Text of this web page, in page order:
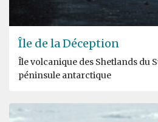
Île de la Déception
Île volcanique des Shetlands du
péninsule antarctique